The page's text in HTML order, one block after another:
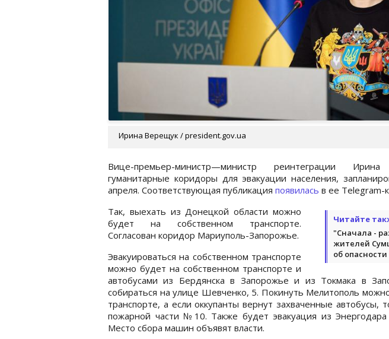
Ирина Верещук / president.gov.ua
Вице-премьер-министр—министр реинтеграции
гуманитарные коридоры для эвакуации населения,
апреля. Соответствующая публикация появилась в ее Telegram-
Читайте
"Сначала -
жителей
об опасности
Так, выехать из Донецкой области можно
будет на собственном транспорте.
Согласован коридор Мариуполь-Запорожье.
Эвакуироваться на собственном транспорте
можно будет на собственном транспорте и
автобусами из Бердянска в Запорожье и из Токмака в
собираться на улице Шевченко, 5. Покинуть Мелитополь
транспорте, а если оккупанты вернут захваченные автобусы,
пожарной части №10. Также будет эвакуация из Энергодара
Место сбора машин объявят власти.